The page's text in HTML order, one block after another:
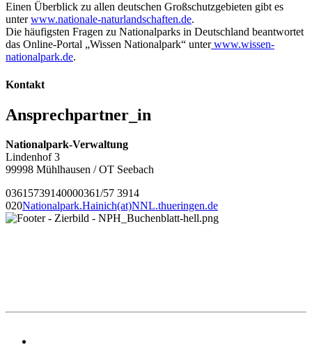
Einen Überblick zu allen deutschen Großschutzgebieten gibt es
unterwww.nationale-naturlandschaften.de.
Die häufigsten Fragen zu Nationalparks in Deutschland beantwortet
das Online-Portal „Wissen Nationalpark“ unterwww.wissen-
nationalpark.de.
Kontakt
Ansprechpartner_in
Nationalpark-Verwaltung
Lindenhof 3
99998 Mühlhausen / OT Seebach
03615739140000361/57 3914
020Nationalpark.Hainich(at)NNL.thueringen.de